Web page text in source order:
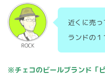
ROCK
近くに売
ランドの１
※チェコのビールブランド「